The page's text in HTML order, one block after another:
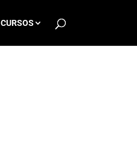
CURSOS